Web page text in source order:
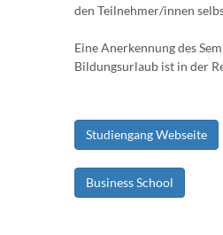
den Teilnehmer/innen
Eine Anerkennung des
Bildungsurlaub ist in der
Studiengang Webseite
Business School